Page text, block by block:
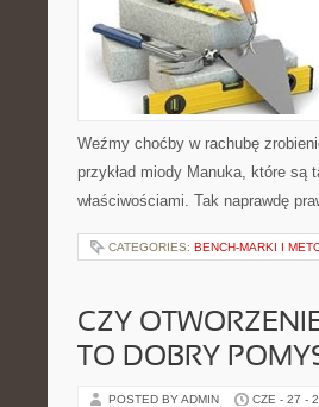
Weźmy choćby w rachubę
przykład miody Manuka, które są
właściwościami. Tak naprawdę
CATEGORIES: BENCH-MARKI I
CZY
TO DOBRY
POSTED BY ADMIN CZE - 27 -